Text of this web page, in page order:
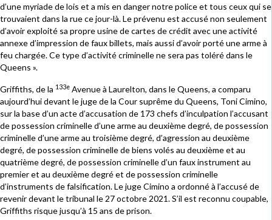
d’une myriade de lois et a mis en danger notre police et tous ceux qui se
trouvaient dans la rue ce jour-là. Le prévenu est accusé non seulement
d’avoir exploité sa propre usine de cartes de crédit avec une activité
annexe d’impression de faux billets, mais aussi d’avoir porté une arme à
feu chargée. Ce type d’activité criminelle ne sera pas toléré dans le
Queens ».
Griffiths, de la 133e Avenue à Laurelton, dans le Queens, a comparu
aujourd’hui devant le juge de la Cour suprême du Queens, Toni Cimino,
sur la base d’un acte d’accusation de 173 chefs d’inculpation l’accusant
de possession criminelle d’une arme au deuxième degré, de possession
criminelle d’une arme au troisième degré, d’agression au deuxième
degré, de possession criminelle de biens volés au deuxième et au
quatrième degré, de possession criminelle d’un faux instrument au
premier et au deuxième degré et de possession criminelle
d’instruments de falsification. Le juge Cimino a ordonné à l’accusé de
revenir devant le tribunal le 27 octobre 2021. S’il est reconnu coupable,
Griffiths risque jusqu’à 15 ans de prison.